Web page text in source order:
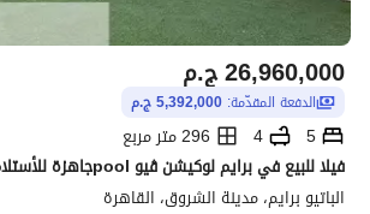
ج.م26,960,000
الدفعة المقدّمة: 5,392,000 ج.م
5
4
296 متر مربع
الباتيو برايم، مدينة الشروق، القاهرة